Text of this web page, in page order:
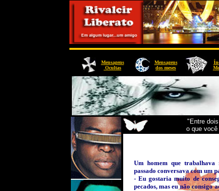
Mensagens
Ocultas
Mensagens
dos meses
"Entre
o que você
Um homem que
passado conversava com um
- Eu gostaria muito de
pecados, mas eu não consigo